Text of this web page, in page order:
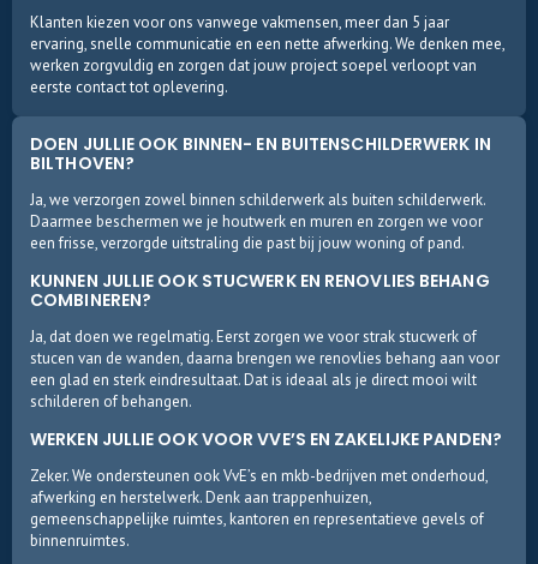
Klanten kiezen voor ons vanwege vakmensen, meer dan 5 jaar
ervaring, snelle communicatie en een nette afwerking. We denken mee,
werken zorgvuldig en zorgen dat jouw project soepel verloopt van
eerste contact tot oplevering.
DOEN JULLIE OOK BINNEN- EN BUITENSCHILDERWERK IN
BILTHOVEN?
Ja, we verzorgen zowel binnen schilderwerk als buiten schilderwerk.
Daarmee beschermen we je houtwerk en muren en zorgen we voor
een frisse, verzorgde uitstraling die past bij jouw woning of pand.
KUNNEN JULLIE OOK STUCWERK EN RENOVLIES BEHANG
COMBINEREN?
Ja, dat doen we regelmatig. Eerst zorgen we voor strak stucwerk of
stucen van de wanden, daarna brengen we renovlies behang aan voor
een glad en sterk eindresultaat. Dat is ideaal als je direct mooi wilt
schilderen of behangen.
WERKEN JULLIE OOK VOOR VVE’S EN ZAKELIJKE PANDEN?
Zeker. We ondersteunen ook VvE’s en mkb-bedrijven met onderhoud,
afwerking en herstelwerk. Denk aan trappenhuizen,
gemeenschappelijke ruimtes, kantoren en representatieve gevels of
binnenruimtes.